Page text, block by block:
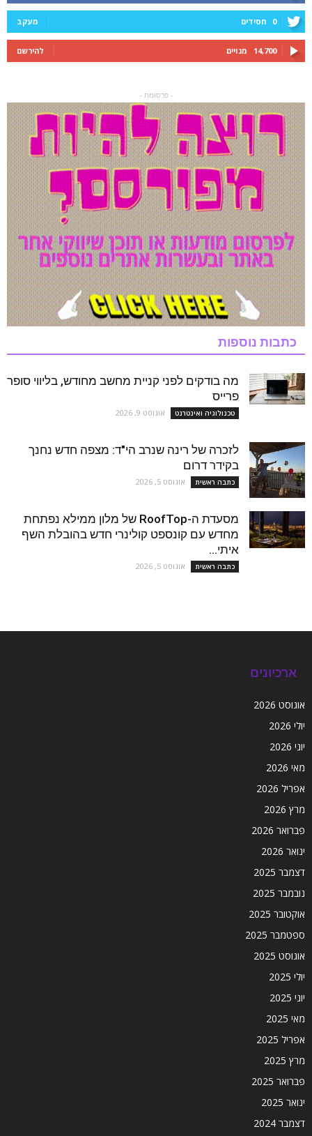
0 חסידים מעקב
14,700 מנויים להירשם
- פרסומת -
כתבות נוספות
מה בודקים לפני קניית מחשב מחודש, בליווי סופר
פרייס
טכנולוגיה ואינטרנט אוגוסט 9, 2026
לזכרה של רינה שנרב הי"ד: מצפה חדש נחנך
בקידר דרום
כתבה ראשית אוגוסט 5, 2026
מסעדת ה-RoofTop של מלון ממילא נפתחת
מחדש עם קונספט קולינרי חדש בהובלת השף
איתי...
כתבה ראשית אוגוסט 5, 2026
ארכיונים
אוגוסט 2026
יולי 2026
יוני 2026
מאי 2026
אפריל 2026
מרץ 2026
פברואר 2026
ינואר 2026
דצמבר 2025
נובמבר 2025
אוקטובר 2025
ספטמבר 2025
אוגוסט 2025
יולי 2025
יוני 2025
מאי 2025
אפריל 2025
מרץ 2025
פברואר 2025
ינואר 2025
דצמבר 2024